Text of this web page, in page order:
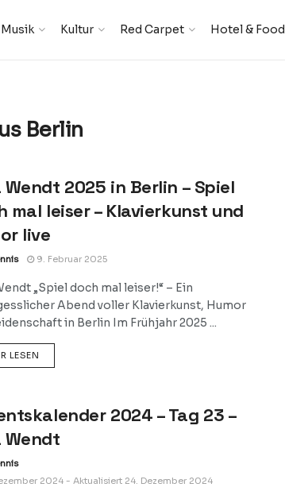
Musik Kultur Red Carpet Hotel & Food
Berlin
2025 in Berlin – Spiel
mal leiser – Klavierkunst und
live
9. Februar 2025
„Spiel doch mal leiser!“ – Ein
Abend voller Klavierkunst, Humor
in Berlin Im Frühjahr 2025 ...
LESEN
2024 – Tag 23 –
Wendt
2024 - Aktualisiert 24. Dezember 2024